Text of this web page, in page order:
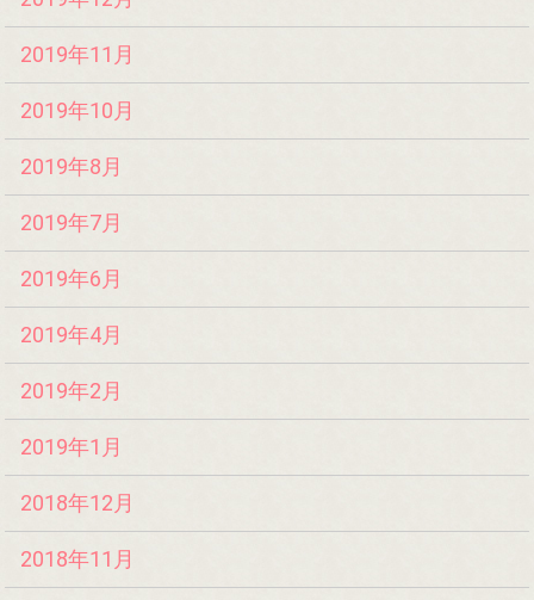
2019年11月
2019年10月
2019年8月
2019年7月
2019年6月
2019年4月
2019年2月
2019年1月
2018年12月
2018年11月